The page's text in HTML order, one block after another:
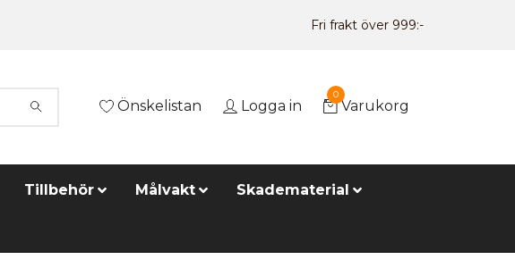
Fri frakt över 999:-
Önskelistan Logga in
0
Varukorg
Tillbehör Målvakt Skadematerial